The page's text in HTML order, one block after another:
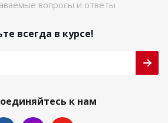
вопросы и ответы
всегда в курсе!
к нам